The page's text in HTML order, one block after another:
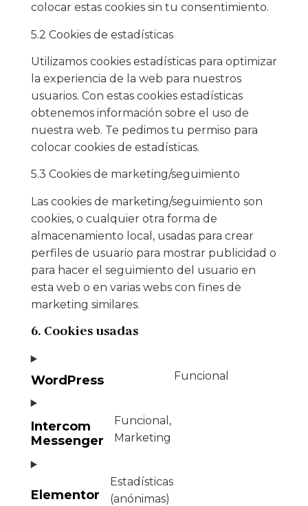
colocar estas cookies sin tu consentimiento.
5.2 Cookies de estadísticas
Utilizamos cookies estadísticas para optimizar
la experiencia de la web para nuestros
usuarios. Con estas cookies estadísticas
obtenemos información sobre el uso de
nuestra web. Te pedimos tu permiso para
colocar cookies de estadísticas.
5.3 Cookies de marketing/seguimiento
Las cookies de marketing/seguimiento son
cookies, o cualquier otra forma de
almacenamiento local, usadas para crear
perfiles de usuario para mostrar publicidad o
para hacer el seguimiento del usuario en
esta web o en varias webs con fines de
marketing similares.
6. Cookies usadas
WordPress Funcional
Intercom
Messenger
Funcional,
Marketing
Elementor
Estadísticas
(anónimas)